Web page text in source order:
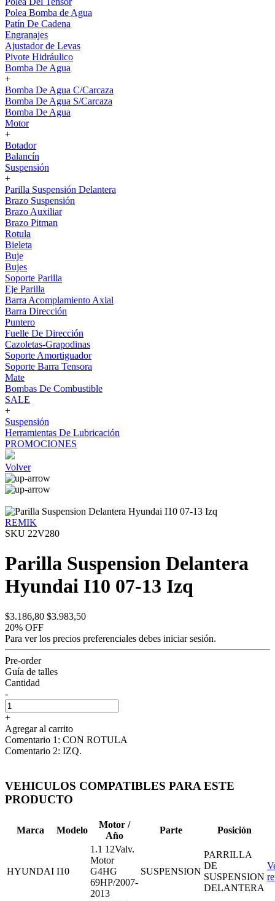
Polea Bomba de Agua
Patín De Cadena
Engranajes
Ajustador de Levas
Pivote Hidráulico
Bomba De Agua
+
Bomba De Agua C/Carcaza
Bomba De Agua S/Carcaza
Bomba De Agua
Motor
+
Botador
Balancín
Suspensión
+
Parilla Suspensión Delantera
Brazo Suspensión
Brazo Auxiliar
Brazo Pitman
Rotula
Bieleta
Buje
Bujes
Soporte Parilla
Eje Parilla
Barra Acomplamiento Axial
Barra Dirección
Puntero
Fuelle De Dirección
Cazoletas-Grapodinas
Soporte Amortiguador
Soporte Barra Tensora
Mate
Bombas De Combustible
SALE
+
Suspensión
Herramientas De Lubricación
PROMOCIONES
Volver
REMIK
SKU 22V280
Parilla Suspension Delantera
Hyundai I10 07-13 Izq
$3.186,80 $3.983,50
20% OFF
Para ver los precios preferenciales debes iniciar sesión.
Pre-order
Guía de talles
Cantidad
-
+
Agregar al carrito
Comentario 1: CON ROTULA
Comentario 2: IZQ.
VEHICULOS COMPATIBLES PARA ESTE
PRODUCTO
Marca Modelo
Motor /
Año
Parte Posición
HYUNDAI I10
1.1 12Valv.
Motor
G4HG
69HP/2007-
2013
SUSPENSION
PARRILLA
DE
SUSPENSION
DELANTERA